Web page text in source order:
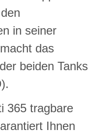
in seiner
das
beiden Tanks
365 tragbare
Ihnen